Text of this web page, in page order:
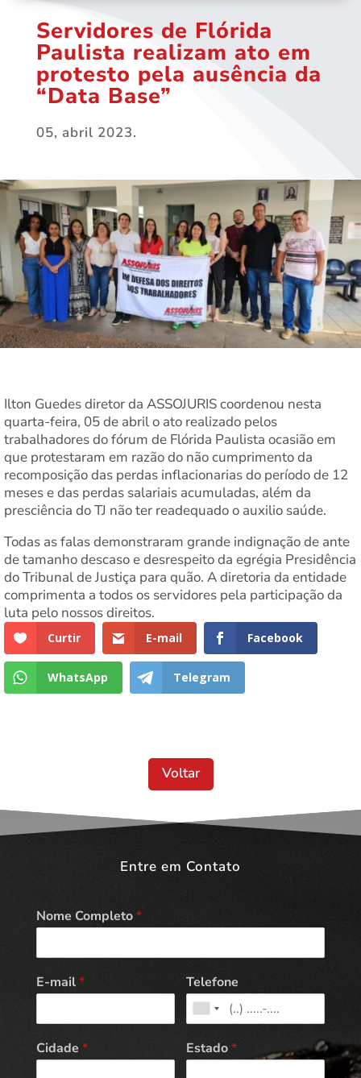
Servidores de Flórida
Paulista realizam ato em
protesto pela ausência da
“Data Base”
05, abril 2023.
Ilton Guedes diretor da ASSOJURIS coordenou nesta
quarta-feira, 05 de abril o ato realizado pelos
trabalhadores do fórum de Flórida Paulista ocasião em
que protestaram em razão do não cumprimento da
recomposição das perdas inflacionarias do período de 12
meses e das perdas salariais acumuladas, além da
presciência do TJ não ter readequado o auxilio saúde.
Todas as falas demonstraram grande indignação de ante
de tamanho descaso e desrespeito da egrégia Presidência
do Tribunal de Justiça para quão. A diretoria da entidade
comprimenta a todos os servidores pela participação da
luta pelo nossos direitos.
Curtir E-mail Facebook
WhatsApp Telegram
Voltar
Entre em Contato
Nome Completo*
E-mail* Telefone
Cidade * Estado*